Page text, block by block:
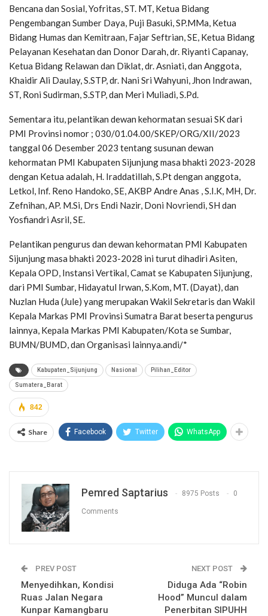
Bencana dan Sosial, Yofritas, ST. MT, Ketua Bidang
Pengembangan Sumber Daya, Puji Basuki, SP.MMa, Ketua
Bidang Humas dan Kemitraan, Fajar Seftrian, SE, Ketua Bidang
Pelayanan Kesehatan dan Donor Darah, dr. Riyanti Capanay,
Ketua Bidang Relawan dan Diklat, dr. Asniati, dan Anggota,
Khaidir Ali Daulay, S.STP, dr. Nani Sri Wahyuni, Jhon Indrawan,
ST, Roni Sudirman, S.STP, dan Meri Muliadi, S.Pd.
Sementara itu, pelantikan dewan kehormatan sesuai SK dari
PMI Provinsi nomor ; 030/01.04.00/SKEP/ORG/XII/2023
tanggal 06 Desember 2023 tentang susunan dewan
kehormatan PMI Kabupaten Sijunjung masa bhakti 2023-2028
dengan Ketua adalah, H. Iraddatillah, S.Pt dengan anggota,
Letkol, Inf. Reno Handoko, SE, AKBP Andre Anas , S.I.K, MH, Dr.
Zefnihan, AP. M.Si, Drs Endi Nazir, Doni Novriendi, SH dan
Yosfiandri Asril, SE.
Pelantikan pengurus dan dewan kehormatan PMI Kabupaten
Sijunjung masa bhakti 2023-2028 ini turut dihadiri Asiten,
Kepala OPD, Instansi Vertikal, Camat se Kabupaten Sijunjung,
dari PMI Sumbar, Hidayatul Irwan, S.Kom, MT. (Dayat), dan
Nuzlan Huda (Jule) yang merupakan Wakil Sekretaris dan Wakil
Kepala Markas PMI Provinsi Sumatra Barat beserta pengurus
lainnya, Kepala Markas PMI Kabupaten/Kota se Sumbar,
BUMN/BUMD, dan Organisasi lainnya.andi/*
Kabupaten_Sijunjung Nasional Pilihan_Editor
Sumatera_Barat
842
Share Facebook Twitter WhatsApp
Pemred Saptarius 8975 Posts 0
Comments
PREV POST
Menyedihkan, Kondisi
Ruas Jalan Negara
Kunpar Kamangbaru
NEXT POST
Diduga Ada “Robin
Hood” Muncul dalam
Penerbitan SIPUHH